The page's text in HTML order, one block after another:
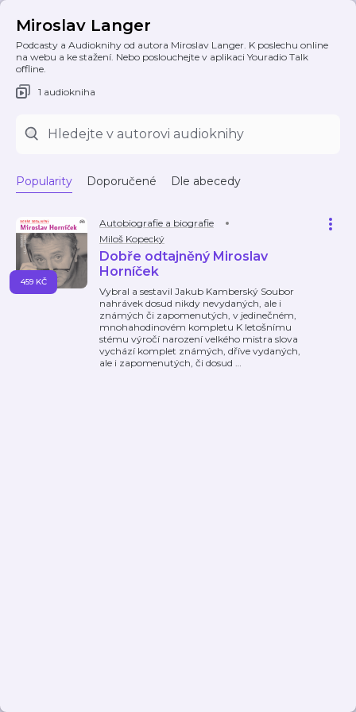
Miroslav Langer
Podcasty a Audioknihy od autora Miroslav Langer. K poslechu online
na webu a ke stažení. Nebo poslouchejte v aplikaci Youradio Talk
offline.
1 audiokniha
Popularity Doporučené Dle abecedy
Autobiografie a biografie
Miloš Kopecký
Dobře odtajněný Miroslav
Horníček
Vybral a sestavil Jakub Kamberský Soubor
nahrávek dosud nikdy nevydaných, ale i
známých či zapomenutých, v jedinečném,
mnohahodinovém kompletu K letošnímu
stému výročí narození velkého mistra slova
vychází komplet známých, dříve vydaných,
ale i zapomenutých, či dosud …
459 KČ